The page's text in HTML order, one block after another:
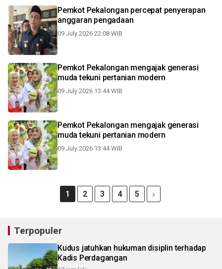
Pemkot Pekalongan percepat penyerapan
anggaran pengadaan
09 July 2026 22:08 WIB
Pemkot Pekalongan mengajak generasi
muda tekuni pertanian modern
09 July 2026 13:44 WIB
Pemkot Pekalongan mengajak generasi
muda tekuni pertanian modern
09 July 2026 13:44 WIB
1 2 3 4 5
Terpopuler
Kudus jatuhkan hukuman disiplin terhadap
Kadis Perdagangan